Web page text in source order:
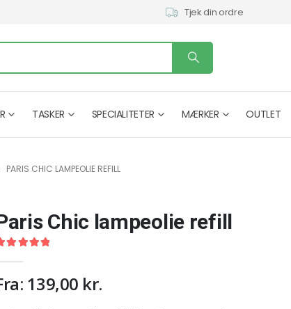
Tjek din ordre
TASKER SPECIALITETER MÆRKER OUTLET
PARIS CHIC LAMPEOLIE REFILL
Chic lampeolie refill
139,00 kr.